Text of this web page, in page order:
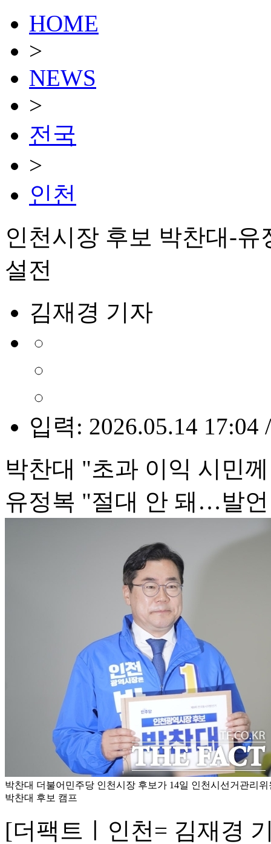
HOME
>
NEWS
>
전국
>
인천
인천시장 후보 박찬대-
설전
김재경 기자
입력: 2026.05.14 17:04
박찬대 "초과 이익 시민
유정복 "절대 안 돼…발
박찬대 더불어민주당 인천시장 후보가 14일 인천시선거관리
박찬대 후보 캠프
[더팩트ㅣ인천= 김재경